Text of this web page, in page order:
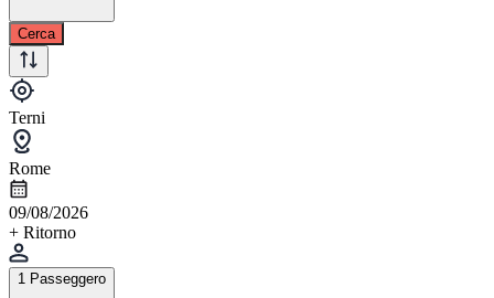
Cerca
Terni
Rome
09/08/2026
+ Ritorno
1 Passeggero